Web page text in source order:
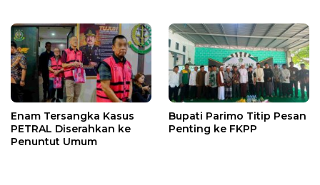
Enam Tersangka Kasus
PETRAL Diserahkan ke
Penuntut Umum
Bupati Parimo Titip Pesan
Penting ke FKPP